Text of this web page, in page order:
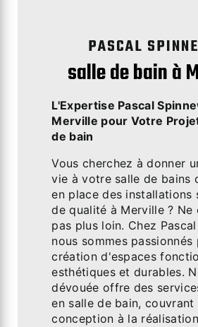
PASCAL
salle de bain à
L'Expertise Pascal
Merville pour Votre
de bain
Vous cherchez à donner
vie à votre salle de bains
en place des installations
de qualité à Merville ? Ne
pas plus loin. Chez
nous sommes passionnés
création d'espaces
esthétiques et durables.
dévouée offre des
en salle de bain,
conception à la